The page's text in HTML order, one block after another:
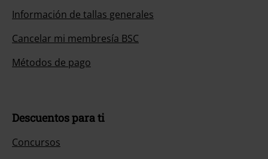
Información de tallas generales
Cancelar mi membresía BSC
Métodos de pago
Descuentos para ti
Concursos